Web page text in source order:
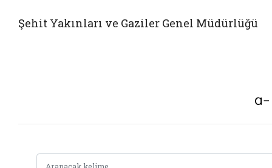
Şehit Yakınları ve Gaziler Genel Müdürlüğü